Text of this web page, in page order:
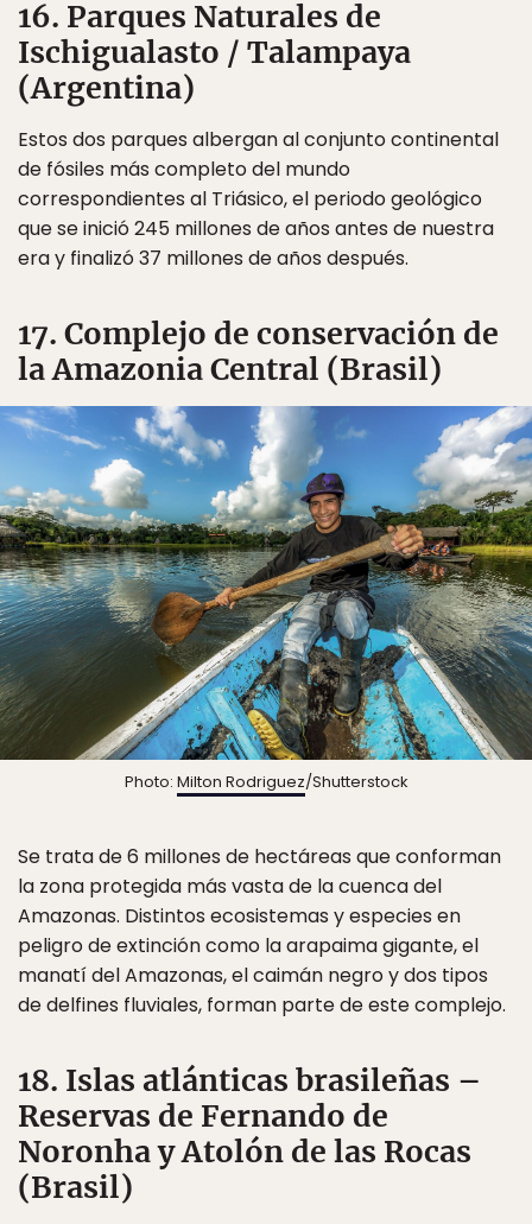
16. Parques Naturales de
Ischigualasto / Talampaya
(Argentina)
Estos dos parques albergan al conjunto continental
de fósiles más completo del mundo
correspondientes al Triásico, el periodo geológico
que se inició 245 millones de años antes de nuestra
era y finalizó 37 millones de años después.
17. Complejo de conservación de
la Amazonia Central (Brasil)
Photo: Milton Rodriguez/Shutterstock
Se trata de 6 millones de hectáreas que conforman
la zona protegida más vasta de la cuenca del
Amazonas. Distintos ecosistemas y especies en
peligro de extinción como la arapaima gigante, el
manatí del Amazonas, el caimán negro y dos tipos
de delfines fluviales, forman parte de este complejo.
18. Islas atlánticas brasileñas –
Reservas de Fernando de
Noronha y Atolón de las Rocas
(Brasil)